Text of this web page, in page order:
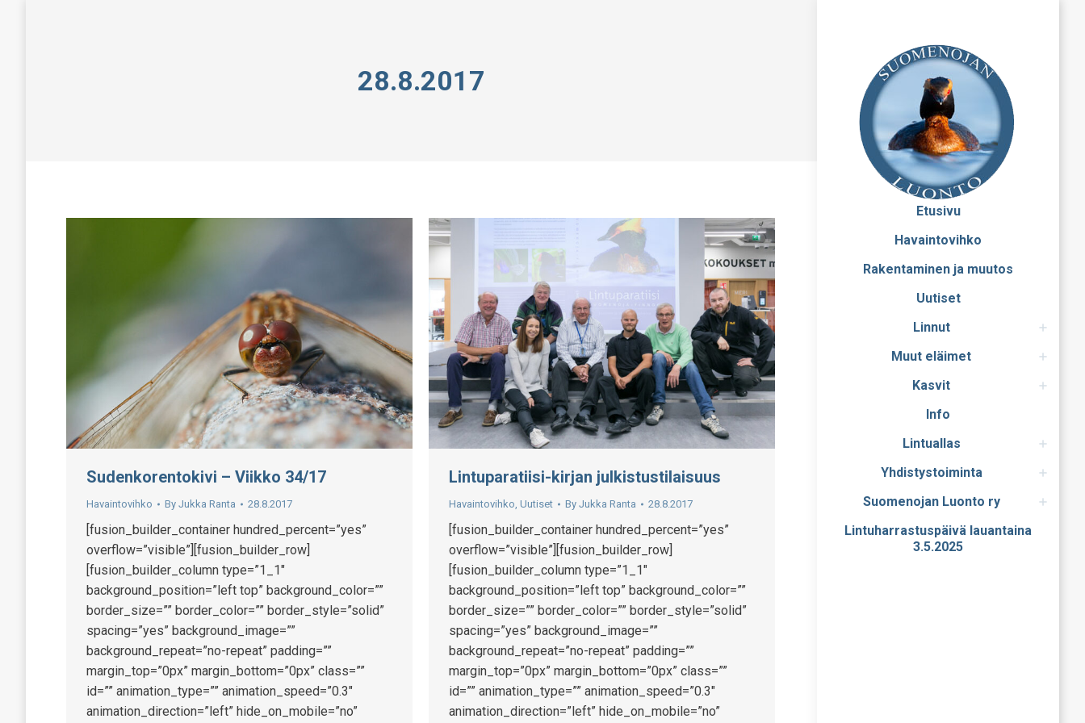
Etusivu
Havaintovihko
Rakentaminen ja muutos
Uutiset
Linnut
Muut eläimet
Kasvit
Info
Lintuallas
Yhdistystoiminta
Suomenojan Luonto ry
Lintuharrastuspäivä lauantaina
3.5.2025
28.8.2017
Sudenkorentokivi – Viikko 34/17
Havaintovihko By Jukka Ranta 28.8.2017
[fusion_builder_container hundred_percent=”yes”
overflow=”visible”][fusion_builder_row]
[fusion_builder_column type=”1_1″
background_position=”left top” background_color=””
border_size=”” border_color=”” border_style=”solid”
spacing=”yes” background_image=””
background_repeat=”no-repeat” padding=””
margin_top=”0px” margin_bottom=”0px” class=””
id=”” animation_type=”” animation_speed=”0.3″
animation_direction=”left” hide_on_mobile=”no”
Lintuparatiisi-kirjan julkistustilaisuus
Havaintovihko, Uutiset By Jukka Ranta 28.8.2017
[fusion_builder_container hundred_percent=”yes”
overflow=”visible”][fusion_builder_row]
[fusion_builder_column type=”1_1″
background_position=”left top” background_color=””
border_size=”” border_color=”” border_style=”solid”
spacing=”yes” background_image=””
background_repeat=”no-repeat” padding=””
margin_top=”0px” margin_bottom=”0px” class=””
id=”” animation_type=”” animation_speed=”0.3″
animation_direction=”left” hide_on_mobile=”no”